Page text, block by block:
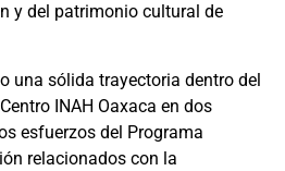
y del patrimonio cultural de
una sólida trayectoria dentro del
INAH Oaxaca en dos
esfuerzos del Programa
relacionados con la